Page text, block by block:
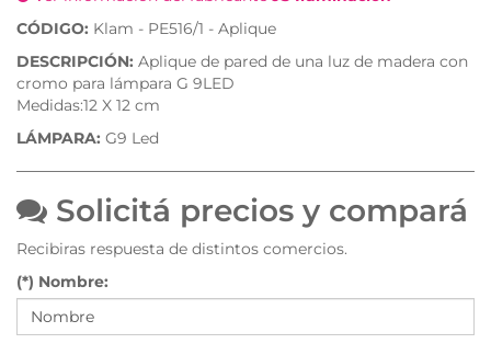
CÓDIGO: Klam - PE516/1 - Aplique
DESCRIPCIÓN: Aplique de pared de una luz de madera con
cromo para lámpara G 9LED
Medidas:12 X 12 cm
LÁMPARA: G9 Led
Solicitá precios y compará
Recibiras respuesta de distintos comercios.
(*) Nombre: